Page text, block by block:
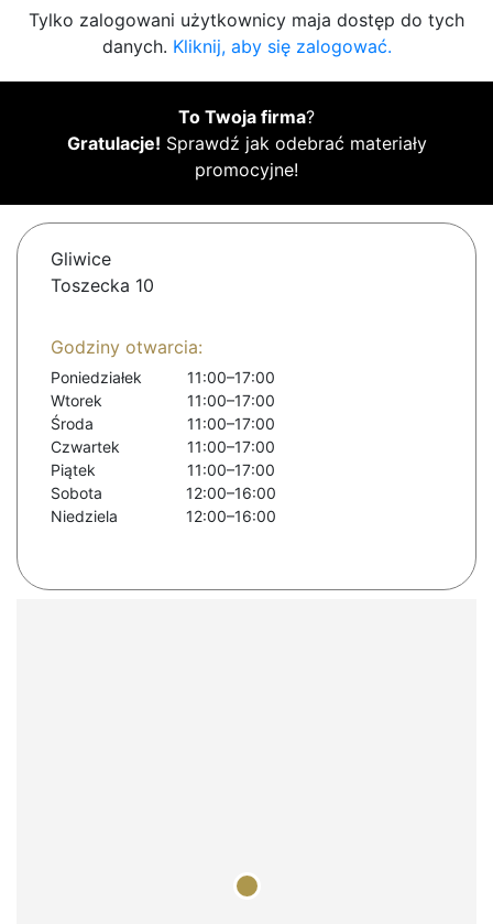
Tylko zalogowani użytkownicy maja dostęp do tych
danych. Kliknij, aby się zalogować.
To Twoja firma?
Gratulacje! Sprawdź jak odebrać materiały
promocyjne!
Gliwice
Toszecka 10
Godziny otwarcia:
Poniedziałek
11:00–17:00
Wtorek
11:00–17:00
Środa
11:00–17:00
Czwartek
11:00–17:00
Piątek
11:00–17:00
Sobota
12:00–16:00
Niedziela
12:00–16:00